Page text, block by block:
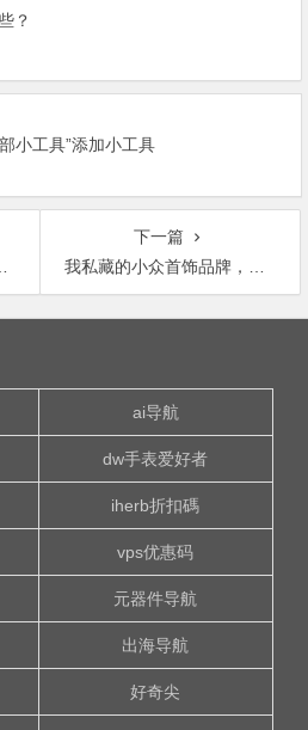
？
小工具”添加小工具
下一篇
我私藏的小众首饰品牌，平价任搭不撞款，百元就能入手一套手表首饰~
ai导航
dw手表爱好者
iherb折扣碼
vps优惠码
元器件导航
出海导航
好奇尖